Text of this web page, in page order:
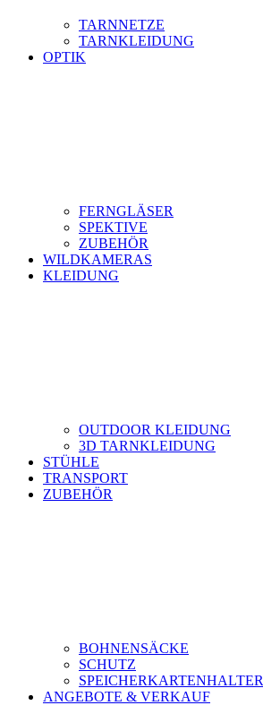
TARNNETZE
TARNKLEIDUNG
OPTIK
FERNGLÄSER
SPEKTIVE
ZUBEHÖR
WILDKAMERAS
KLEIDUNG
OUTDOOR KLEIDUNG
3D TARNKLEIDUNG
STÜHLE
TRANSPORT
ZUBEHÖR
BOHNENSÄCKE
SCHUTZ
SPEICHERKARTENHALTER
ANGEBOTE & VERKAUF